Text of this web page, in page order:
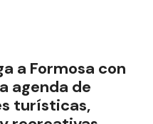
a Formosa con
agenda de
turísticas,